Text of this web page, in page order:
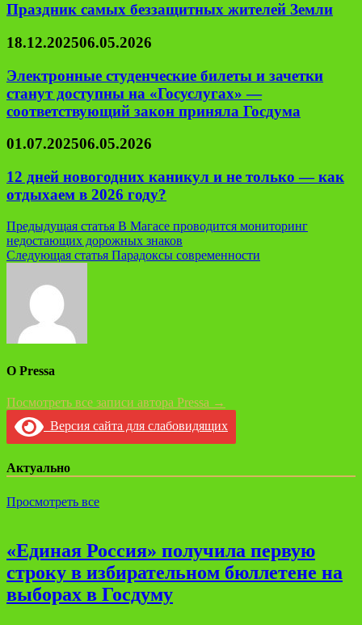
Праздник самых беззащитных жителей Земли
18.12.202506.05.2026
Электронные студенческие билеты и зачетки
станут доступны на «Госуслугах» —
соответствующий закон приняла Госдума
01.07.202506.05.2026
12 дней новогодних каникул и не только — как
отдыхаем в 2026 году?
Навигация
по
Предыдущая статья В Магасе проводится мониторинг
недостающих дорожных знаков
Следующая статья Парадоксы современности
О Pressa
Посмотреть все записи автора Pressa →
Версия сайта для слабовидящих
Актуально
Просмотреть все
«Единая Россия» получила первую
строку в избирательном бюллетене на
выборах в Госдуму